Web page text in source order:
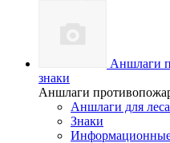
Аншлаги
знаки
Аншлаги
Аншлаги для леса
Знаки